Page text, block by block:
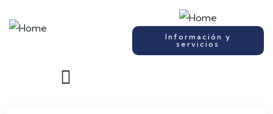
Información y
servicios